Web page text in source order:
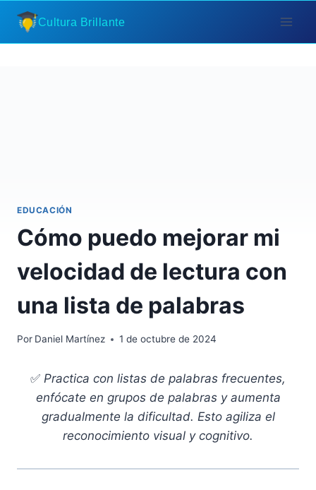
Saltar
contenido
Cultura Brillante
EDUCACIÓN
Cómo puedo mejorar mi
velocidad de lectura con
una lista de palabras
Por Daniel Martínez 1 de octubre de 2024
✅ Practica con listas de palabras frecuentes,
enfócate en grupos de palabras y aumenta
gradualmente la dificultad. Esto agiliza el
reconocimiento visual y cognitivo.